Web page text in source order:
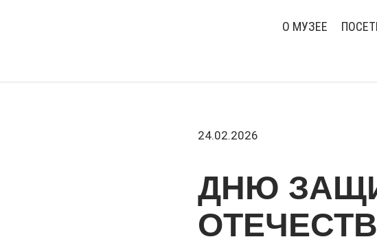
О МУЗЕЕ
24.02.2026
ДНЮ